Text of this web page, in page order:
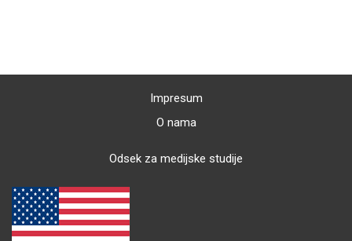
Impresum
O nama
Odsek za medijske studije